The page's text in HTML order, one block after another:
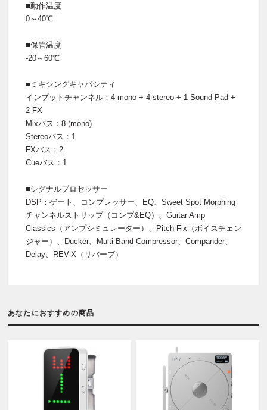
■動作温度
0～40℃
■保管温度
-20～60℃
■ミキシングキャパシティ
インプットチャンネル：4 mono + 4 stereo + 1 Sound Pad +
2 FX
Mixバス：8 (mono)
Stereoバス：1
FXバス：2
Cueバス：1
■シグナルプロセッサー
DSP：ゲート、コンプレッサー、EQ、Sweet Spot Morphing
チャンネルストリップ（コンプ&EQ）、Guitar Amp
Classics（アンプシミュレーター）、Pitch Fix（ボイスチェン
ジャー）、Ducker、Multi-Band Compressor、Compander、
Delay、REV-X（リバーブ）
あなたにおすすめの商品